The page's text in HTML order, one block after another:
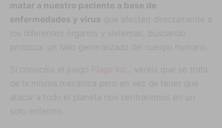
matar a nuestro paciente a base de
enfermedades y virus que afecten directamente a
los diferentes órganos y sistemas, buscando
probocar un fallo generalizado del cuerpo humano.
Si conocéis el juego Plage Inc. , veréis que se trata
de la misma mecánica pero en vez de tener que
atacar a todo el planeta nos centraremos en un
solo enfermo.